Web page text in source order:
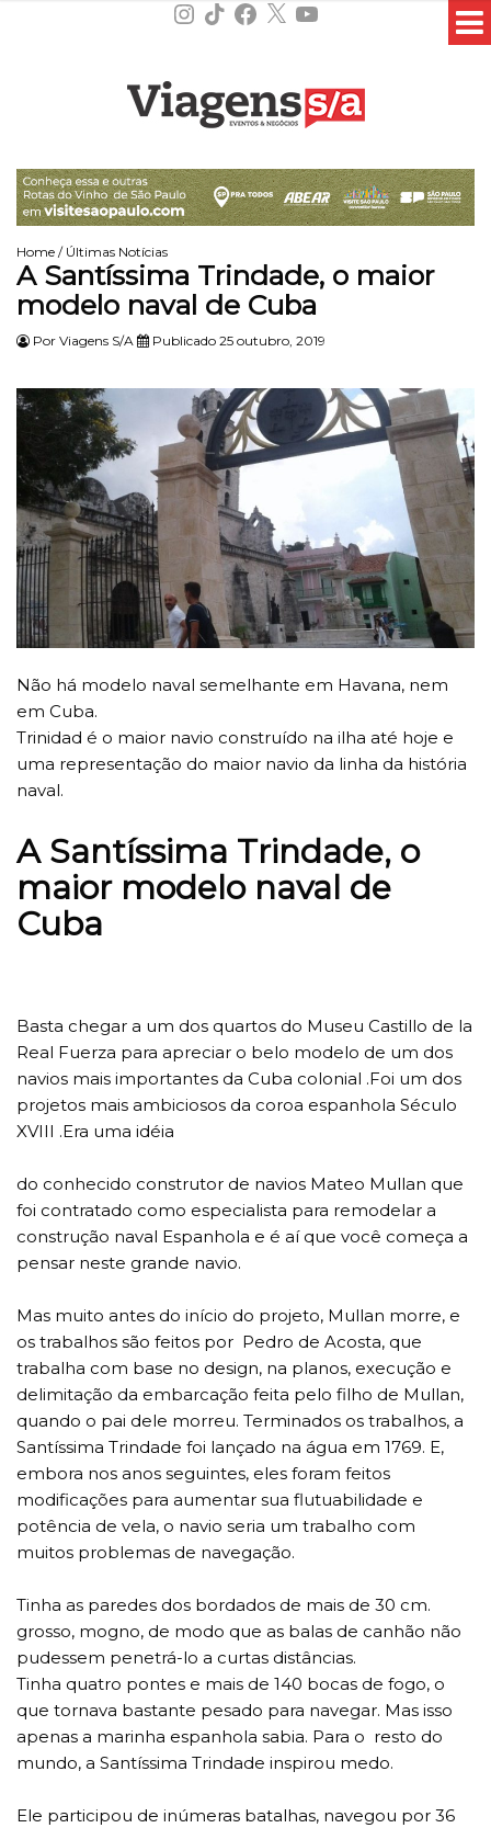
Instagram
TikTokFacebook
X YouTube
Home / Últimas Notícias
A Santíssima Trindade, o maior
modelo naval de Cuba
Por Viagens S/A Publicado 25 outubro, 2019
Não há modelo naval semelhante em Havana, nem
em Cuba.
Trinidad é o maior navio construído na ilha até hoje e
uma representação do maior navio da linha da história
naval.
A Santíssima Trindade, o
maior modelo naval de
Cuba
Basta chegar a um dos quartos do Museu Castillo de la
Real Fuerza para apreciar o belo modelo de um dos
navios mais importantes da Cuba colonial .Foi um dos
projetos mais ambiciosos da coroa espanhola Século
XVIII .Era uma idéia
do conhecido construtor de navios Mateo Mullan que
foi contratado como especialista para remodelar a
construção naval Espanhola e é aí que você começa a
pensar neste grande navio.
Mas muito antes do início do projeto, Mullan morre, e
os trabalhos são feitos por Pedro de Acosta, que
trabalha com base no design, na planos, execução e
delimitação da embarcação feita pelo filho de Mullan,
quando o pai dele morreu. Terminados os trabalhos, a
Santíssima Trindade foi lançado na água em 1769. E,
embora nos anos seguintes, eles foram feitos
modificações para aumentar sua flutuabilidade e
potência de vela, o navio seria um trabalho com
muitos problemas de navegação.
Tinha as paredes dos bordados de mais de 30 cm.
grosso, mogno, de modo que as balas de canhão não
pudessem penetrá-lo a curtas distâncias.
Tinha quatro pontes e mais de 140 bocas de fogo, o
que tornava bastante pesado para navegar. Mas isso
apenas a marinha espanhola sabia. Para o resto do
mundo, a Santíssima Trindade inspirou medo.
Ele participou de inúmeras batalhas, navegou por 36